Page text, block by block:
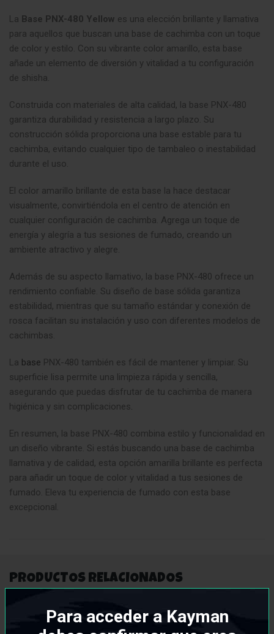
Para acceder a Kayman
La Base PNX-480 Yellow es una elección brillante y llamativa
para aquellos que buscan una base de cachimba con un toque
de color y estilo. Con su vibrante color amarillo, esta base
añade un elemento de diversión y vitalidad a tu configuración
de shisha.
Construida con materiales de alta calidad, la base PNX-480
garantiza durabilidad y resistencia a largo plazo. Su
construcción sólida proporciona una base estable para tu
cachimba, evitando cualquier tipo de tambaleo o inestabilidad
durante el uso.
El color amarillo brillante de esta base la hace destacar
visualmente, convirtiéndola en el centro de atención en
cualquier configuración de cachimba. Agrega un toque de
energía y alegría a tus sesiones de fumado, creando un
ambiente atractivo y alegre.
Además de su aspecto llamativo, la base PNX-480 ofrece un
rendimiento confiable. Su diseño de base sólida garantiza
estabilidad, mientras que su tamaño estándar y conexión de
rosca facilitan su instalación y uso con diferentes modelos de
cachimbas.
La base PNX-480 también es fácil de mantener y limpiar. Su
superficie lisa permite una limpieza rápida y sencilla,
asegurando que puedas disfrutar de tu cachimba de manera
higiénica y sin complicaciones
En resumen, la base PNX-480 combina estilo y funcionalidad en
un diseño vibrante. Si estás buscando una base de cachimba
llamativa y de calidad, esta opción amarilla brillante es perfecta
para añadir un toque de color y vitalidad a tus sesiones de
fumado. Eleva tu experiencia de fumado con esta base
excepcional.
PRODUCTOS RELACIONADOS